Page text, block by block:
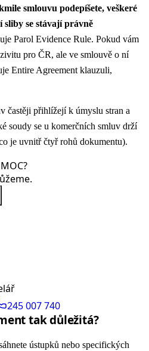
smlouvu podepíšete, veškeré
sliby se stávají právně
Parol Evidence Rule. Pokud vám
pro ČR, ale ve smlouvě o ní
Entire Agreement klauzuli,
častěji přihlížejí k úmyslu stran a
soudy se u komerčních smluv drží
je uvnitř čtyř rohů dokumentu).
245 007 740
tak důležitá?
ústupků nebo specifických